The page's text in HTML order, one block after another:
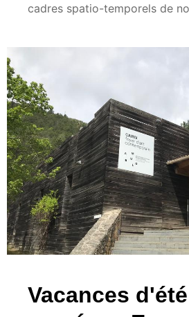
cadres spatio-temporels de
Vacances